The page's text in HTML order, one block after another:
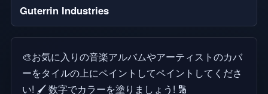
Guterrin Industries
🎨お気に入りの音楽アルバムやアーティストのカバ
ーをタイルの上にペイントしてペイントしてくださ
い! 🖌 数字でカラーを塗りましょう! 🔢